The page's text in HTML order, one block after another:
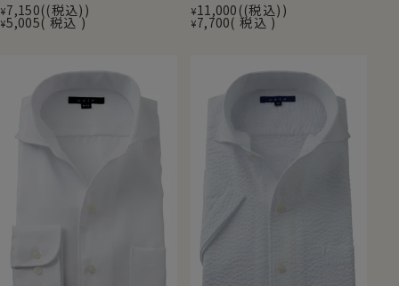
¥7,150 (税込)
¥5,005 税込
¥11,000 (税込)
¥7,700 税込